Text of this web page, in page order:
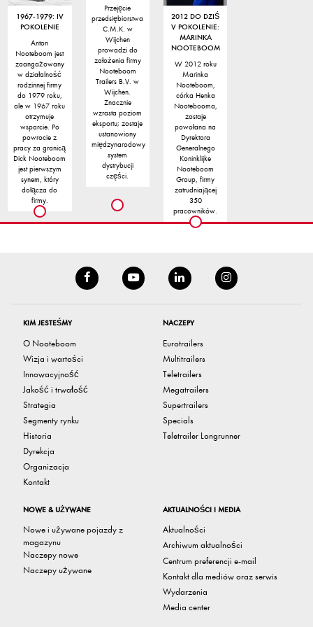
1967-1979: IV
POKOLENIE
Anton
Nooteboom jest
zaangażowany
w działalność
rodzinnej firmy
do 1979 roku,
ale w 1967 roku
otrzymuje
wsparcie. Po
powrocie z
pracy za granicą
Dick Nooteboom
jest pierwszym
synem, który
dołącza do
firmy.
Przejęcie
przedsiębiorstwa
C.M.K. w
Wijchen
prowadzi do
założenia firmy
Nooteboom
Trailers B.V. w
Wijchen.
Znacznie
wzrasta poziom
eksportu; zostaje
ustanowiony
międzynarodowy
system
dystrybucji
części.
2012 DO DZIŚ
V POKOLENIE:
MARINKA
NOOTEBOOM
W 2012 roku
Marinka
Nooteboom,
córka Henka
Nootebooma,
zostaje
powołana na
Dyrektora
Generalnego
Koninklijke
Nooteboom
Group, firmy
zatrudniającej
350
pracowników.
KIM JESTEŚMY
O Nooteboom
Wizja i wartości
Innowacyjność
Jakość i trwałość
Strategia
Segmenty rynku
Historia
Dyrekcja
Organizacja
Kontakt
NACZEPY
Eurotrailers
Multitrailers
Teletrailers
Megatrailers
Supertrailers
Specials
Teletrailer Longrunner
NOWE & UŻYWANE
Nowe i używane pojazdy z
magazynu
Naczepy nowe
Naczepy używane
AKTUALNOŚCI I MEDIA
Aktualności
Archiwum aktualności
Centrum preferencji e-mail
Kontakt dla mediów oraz serwis
Wydarzenia
Media center